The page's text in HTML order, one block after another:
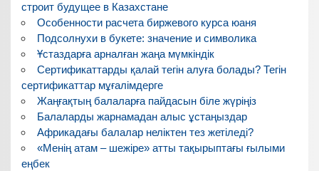
строит будущее в Казахстане
Особенности расчета биржевого курса юаня
Подсолнухи в букете: значение и символика
Ұстаздарға арналған жаңа мүмкіндік
Сертификаттарды қалай тегін алуға болады? Тегін
сертификаттар мұғалімдерге
Жаңғақтың балаларға пайдасын біле жүріңіз
Балаларды жарнамадан алыс ұстаңыздар
Африкадағы балалар неліктен тез жетіледі?
«Менің атам – шежіре» атты тақырыптағы ғылыми
еңбек